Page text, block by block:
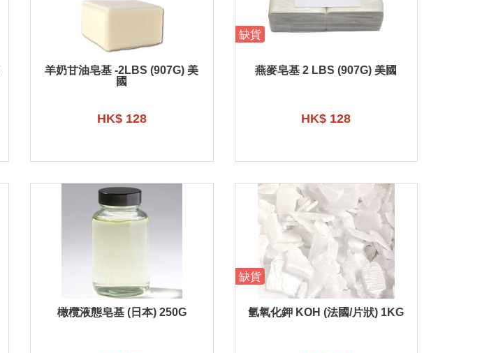
羊奶甘油皂基 -2LBS (907G) 美
國
HK$ 128
缺貨
燕麥皂基 2 LBS (907G) 美國
HK$ 128
橄欖液態皂基 (日本) 250G
缺貨
氫氧化鉀 KOH (法國/片狀) 1KG